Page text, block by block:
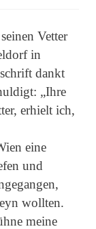
Vetter
in
dankt
„Ihre
erhielt ich,
eine
und
wollten.
meine